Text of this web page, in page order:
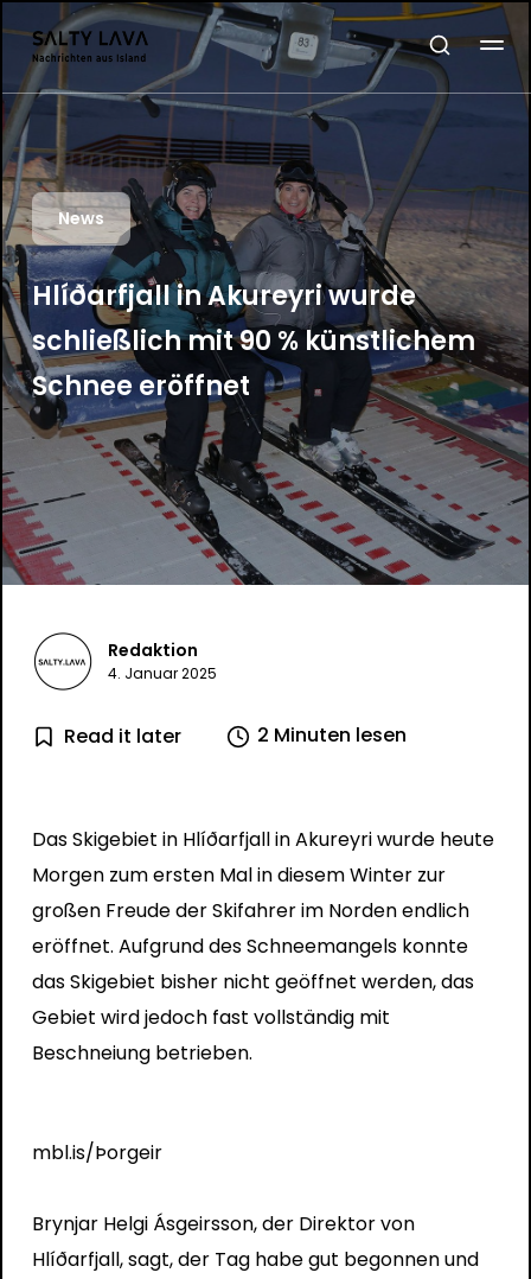
News
Hlíðarfjall in Akureyri wurde
schließlich mit 90 % künstlichem
Schnee eröffnet
Redaktion
4. Januar 2025
Read it later 2 Minuten lesen
Das Skigebiet in Hlíðarfjall in Akureyri wurde heute
Morgen zum ersten Mal in diesem Winter zur
großen Freude der Skifahrer im Norden endlich
eröffnet. Aufgrund des Schneemangels konnte
das Skigebiet bisher nicht geöffnet werden, das
Gebiet wird jedoch fast vollständig mit
Beschneiung betrieben.
mbl.is/Þorgeir
Brynjar Helgi Ásgeirsson, der Direktor von
Hlíðarfjall, sagt, der Tag habe gut begonnen und